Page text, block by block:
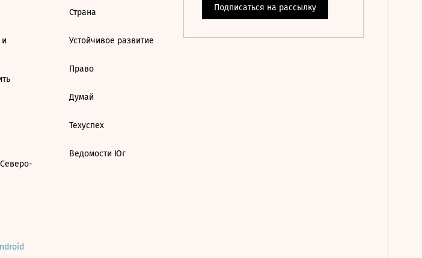
Страна
Устойчивое развитие
Право
Думай
Техуспех
Ведомости Юг